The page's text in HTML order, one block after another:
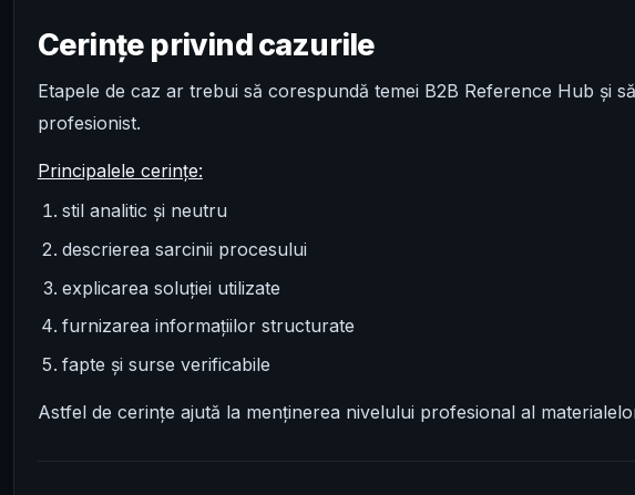
Cerințe privind cazurile
Etapele de caz ar trebui să corespundă temei B2B Reference Hub și
profesionist.
Principalele cerințe:
stil analitic și neutru
descrierea sarcinii procesului
explicarea soluției utilizate
furnizarea informațiilor structurate
fapte și surse verificabile
Astfel de cerințe ajută la menținerea nivelului profesional al